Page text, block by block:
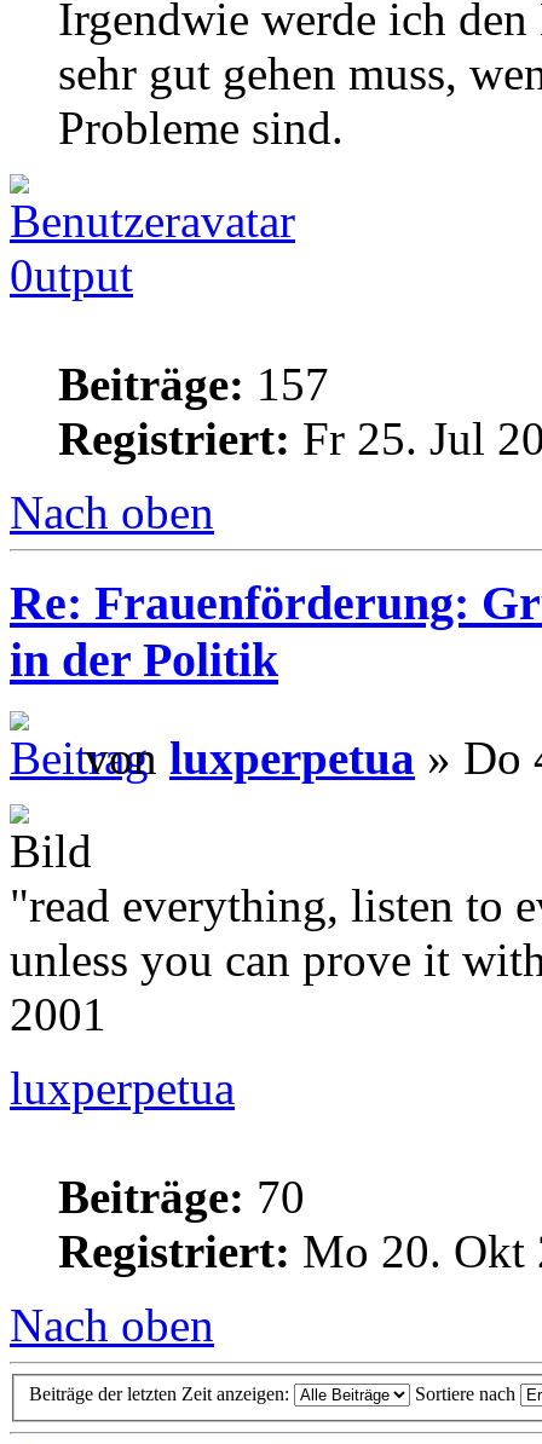
Irgendwie werde ich
sehr gut gehen muss,
Probleme sind.
0utput
Beiträge: 157
Registriert: Fr 25. Jul
Nach oben
Re: Frauenförderung:
in der Politik
von luxperpetua » Do
"read everything, listen to
unless you can prove it
2001
luxperpetua
Beiträge: 70
Registriert: Mo 20. Okt
Nach oben
Beiträge der letzten Zeit anzeigen: Sortiere nach